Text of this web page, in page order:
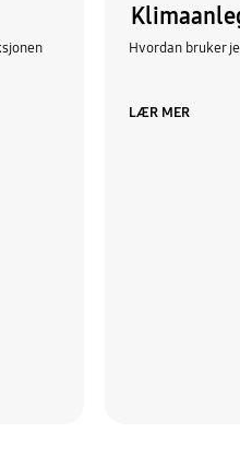
Hvordan bruker
LÆR MER